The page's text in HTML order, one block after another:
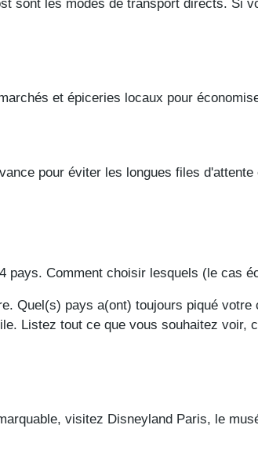
sont les modes de transport directs. Si
et épiceries locaux pour
pour éviter les longues files
pays. Comment choisir lesquels (le cas
Quel(s) pays a(ont) toujours piqué
Listez tout ce que vous souhaitez voir,
visitez Disneyland Paris, le